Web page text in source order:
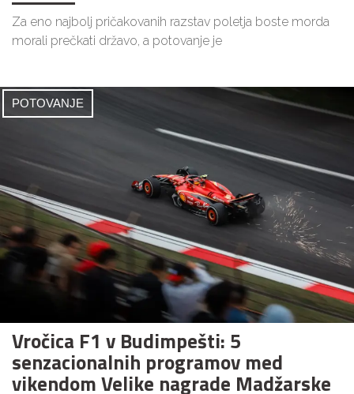
Za eno najbolj pričakovanih razstav poletja boste morda
morali prečkati državo, a potovanje je
POTOVANJE
Vročica F1 v Budimpešti: 5
senzacionalnih programov med
vikendom Velike nagrade Madžarske